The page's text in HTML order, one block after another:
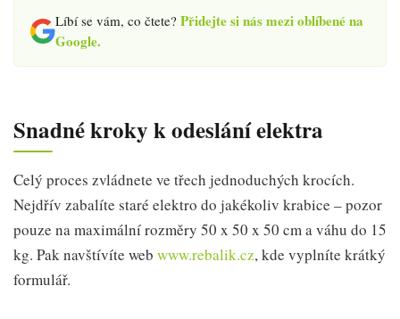
Líbí se vám, co čtete? Přidejte si nás mezi oblíbené na
Google.
Snadné kroky k odeslání elektra
Celý proces zvládnete ve třech jednoduchých krocích.
Nejdřív zabalíte staré elektro do jakékoliv krabice – pozor
pouze na maximální rozměry 50 x 50 x 50 cm a váhu do 15
kg. Pak navštívíte web www.rebalik.cz, kde vyplníte krátký
formulář.